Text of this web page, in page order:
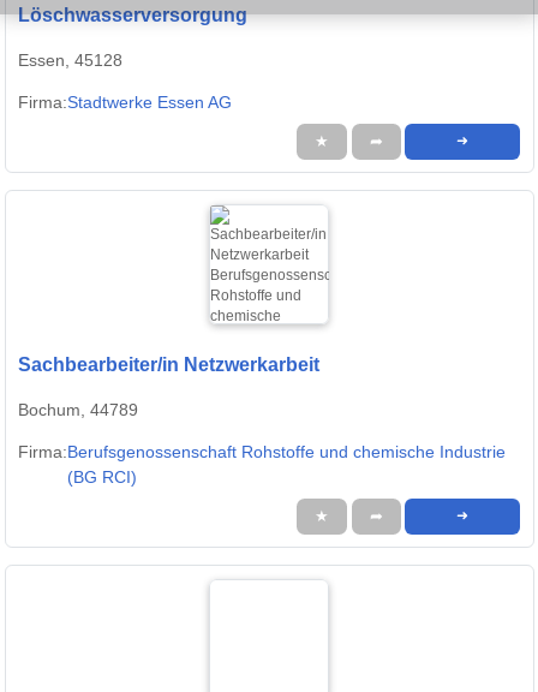
Löschwasserversorgung
Essen, 45128
Firma:Stadtwerke Essen AG
★ ➦ ➜
Sachbearbeiter/in Netzwerkarbeit
Bochum, 44789
Firma:Berufsgenossenschaft Rohstoffe und chemische Industrie
(BG RCI)
★ ➦ ➜